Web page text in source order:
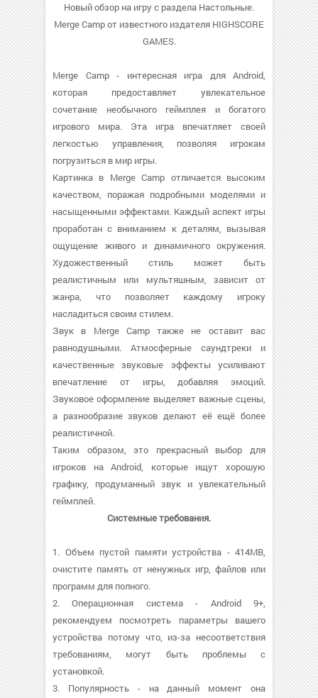
Новый обзор на игру с раздела Настольные.
Merge Camp от известного издателя HIGHSCORE
GAMES.
Merge Camp - интересная игра для Android,
которая предоставляет увлекательное
сочетание необычного геймплея и богатого
игрового мира. Эта игра впечатляет своей
легкостью управления, позволяя игрокам
погрузиться в мир игры.
Картинка в Merge Camp отличается высоким
качеством, поражая подробными моделями и
насыщенными эффектами. Каждый аспект игры
проработан с вниманием к деталям, вызывая
ощущение живого и динамичного окружения.
Художественный стиль может быть
реалистичным или мультяшным, зависит от
жанра, что позволяет каждому игроку
насладиться своим стилем.
Звук в Merge Camp также не оставит вас
равнодушными. Атмосферные саундтреки и
качественные звуковые эффекты усиливают
впечатление от игры, добавляя эмоций.
Звуковое оформление выделяет важные сцены,
а разнообразие звуков делают её ещё более
реалистичной.
Таким образом, это прекрасный выбор для
игроков на Android, которые ищут хорошую
графику, продуманный звук и увлекательный
геймплей.
Системные требования.
1. Объем пустой памяти устройства - 414MB,
очистите память от ненужных игр, файлов или
программ для полного.
2. Операционная система - Android 9+,
рекомендуем посмотреть параметры вашего
устройства потому что, из-за несоответствия
требованиям, могут быть проблемы с
установкой.
3. Популярность - на данный момент она